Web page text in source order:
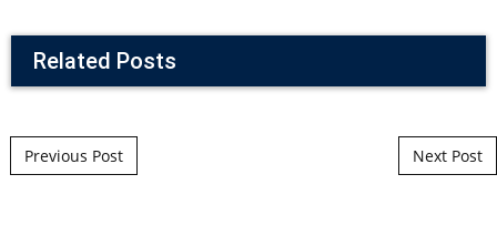
Related Posts
Post navigation
Previous Post Next Post